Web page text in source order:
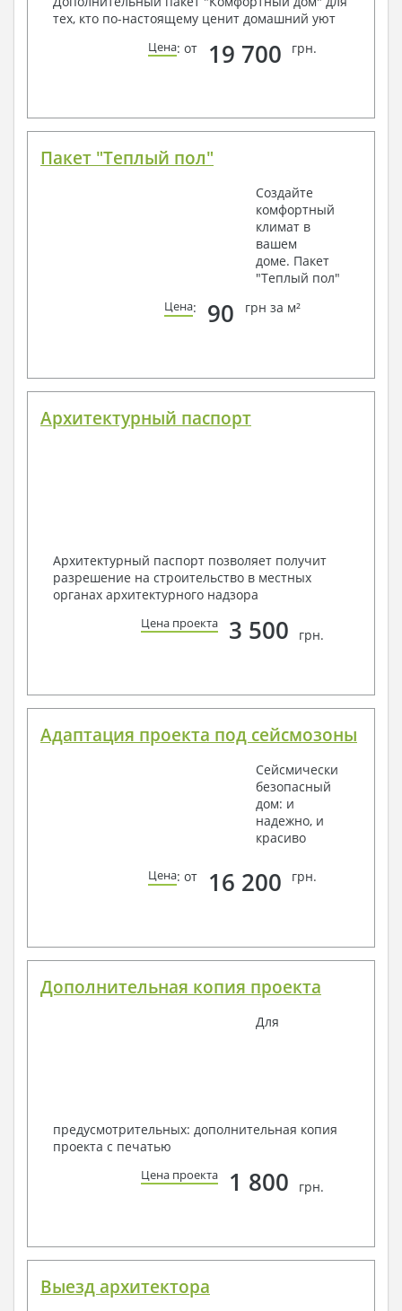
тех, кто по-настоящему ценит домашний уют
Цена: от 19 700 грн.
Пакет "Теплый пол"
Создайте
комфортный
климат в
вашем
доме. Пакет
"Теплый пол"
Цена: 90 грн за м²
Архитектурный паспорт
Архитектурный паспорт позволяет получит
разрешение на строительство в местных
органах архитектурного надзора
Цена проекта 3 500 грн.
Адаптация проекта под сейсмозоны
Сейсмически
безопасный
дом: и
надежно, и
красиво
Цена: от 16 200 грн.
Дополнительная копия проекта
Для
предусмотрительных: дополнительная копия
проекта с печатью
Цена проекта 1 800 грн.
Выезд архитектора